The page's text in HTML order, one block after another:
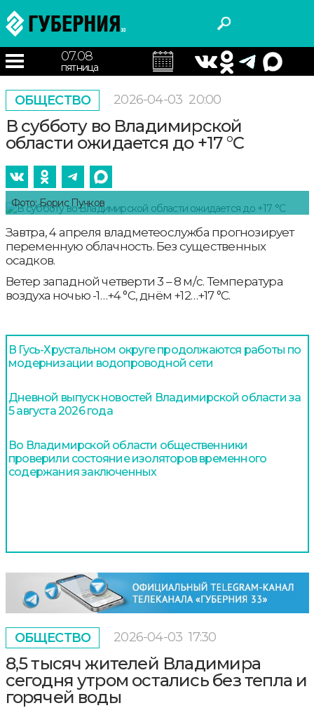
07.08
пятница
ОБЩЕСТВО 2026-04-03 20:00
В субботу во Владимирской
области ожидается до +17 °С
Фото: Борис Пучков
Завтра, 4 апреля владметеослужба прогнозирует
переменную облачность. Без существенных
осадков.
Ветер западной четверти 3 – 8 м/с. Температура
воздуха ночью -1…+4 °С, днём +12…+17 °С.
В Гусь-Хрустальном округе продолжаются работы по
модернизации водопроводной сети
Дневной выпуск новостей Владимирской области за
5 августа 2026 года
Во Владимирской области общественники
проверили состояние изоляторов временного
содержания заключенных
ОБЩЕСТВО 2026-04-03 17:30
8,5 тысяч жителей Владимира
сегодня утром остались без тепла и
горячей воды